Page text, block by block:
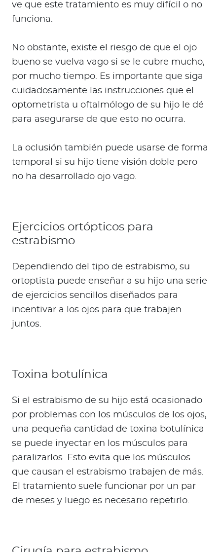
ve que este tratamiento es muy difícil o no
funciona.
No obstante, existe el riesgo de que el ojo
bueno se vuelva vago si se le cubre mucho,
por mucho tiempo. Es importante que siga
cuidadosamente las instrucciones que el
optometrista u oftalmólogo de su hijo le dé
para asegurarse de que esto no ocurra.
La oclusión también puede usarse de forma
temporal si su hijo tiene visión doble pero
no ha desarrollado ojo vago.
Ejercicios ortópticos para
estrabismo
Dependiendo del tipo de estrabismo, su
ortoptista puede enseñar a su hijo una serie
de ejercicios sencillos diseñados para
incentivar a los ojos para que trabajen
juntos.
Toxina botulínica
Si el estrabismo de su hijo está ocasionado
por problemas con los músculos de los ojos,
una pequeña cantidad de toxina botulínica
se puede inyectar en los músculos para
paralizarlos. Esto evita que los músculos
que causan el estrabismo trabajen de más.
El tratamiento suele funcionar por un par
de meses y luego es necesario repetirlo.